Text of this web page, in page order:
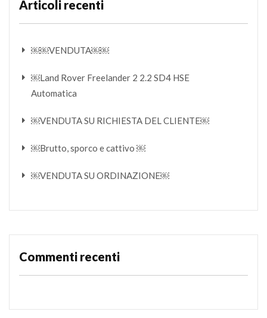
Articoli recenti
￼￼VENDUTA￼￼
￼Land Rover Freelander 2 2.2 SD4 HSE
Automatica
￼VENDUTA SU RICHIESTA DEL CLIENTE￼
￼Brutto, sporco e cattivo ￼
￼VENDUTA SU ORDINAZIONE￼
Commenti recenti